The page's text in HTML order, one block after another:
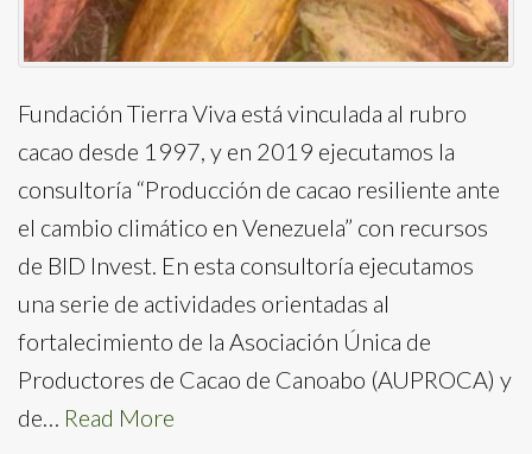
Fundación Tierra Viva está vinculada al rubro
cacao desde 1997, y en 2019 ejecutamos la
consultoría “Producción de cacao resiliente ante
el cambio climático en Venezuela” con recursos
de BID Invest. En esta consultoría ejecutamos
una serie de actividades orientadas al
fortalecimiento de la Asociación Única de
Productores de Cacao de Canoabo (AUPROCA) y
de… Read More